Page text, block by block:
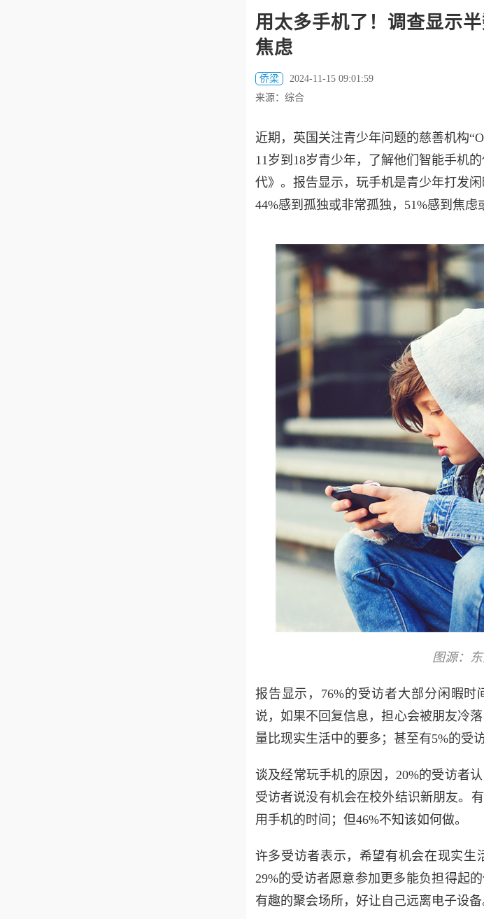
用太多手机了！调查显示
焦虑
侨梁
2024-11-15 09:01:59
来源：综合
近期，英国关注青少年问题的慈善机构
11岁到18岁青少年，了解他们智能手机
代》。报告显示，玩手机是青少年打发
44%感到孤独或非常孤独，51%感到焦虑
图源：
报告显示，76%的受访者大部分闲暇时
说，如果不回复信息，担心会被朋友冷
量比现实生活中的要多；甚至有5%的受
谈及经常玩手机的原因，20%的受访者
受访者说没有机会在校外结识新朋友。有
用手机的时间；但46%不知该如何做。
许多受访者表示，希望有机会在现实生
29%的受访者愿意参加更多能负担得起
有趣的聚会场所，好让自己远离电子设备